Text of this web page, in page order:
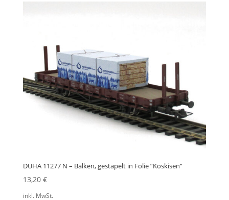
DUHA 11277 N – Balken, gestapelt in Folie ”Koskisen“
13,20 €
inkl. MwSt.